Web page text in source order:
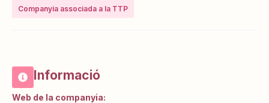
Companyia associada a la TTP
Informació
Web de la companyia: